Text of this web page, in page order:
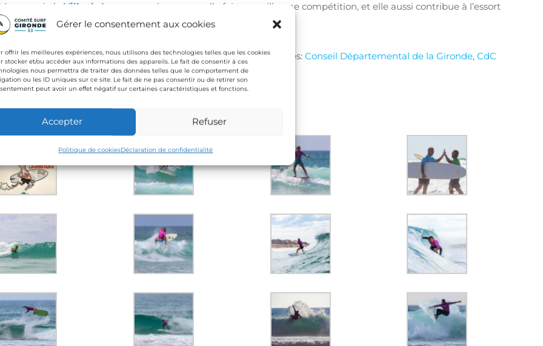
Gérer le consentement aux cookies
offrir les meilleures expériences, nous utilisons des technologies telles que les cookies
stocker et/ou accéder aux informations des appareils. Le fait de consentir à ces
nous permettra de traiter des données telles que le comportement de
ou les ID uniques sur ce site. Le fait de ne pas consentir ou de retirer son
peut avoir un effet négatif sur certaines caractéristiques et fonctions.
Accepter Refuser
Politique de cookiesDéclaration de confidentialité
remercie la Ville de Lacanau
, qui une nouvelle fois accueille une compétition, et elle aussi contribue à l’essort
Gironde.
également à tous nos partenaires 2023:
,Jeewin,BlacksheepetCool Shoeset aux partenaires historiques: Conseil Départemental de la Gironde, CdC
et l’Agence Nationale du Sport
de Clément Philippon !